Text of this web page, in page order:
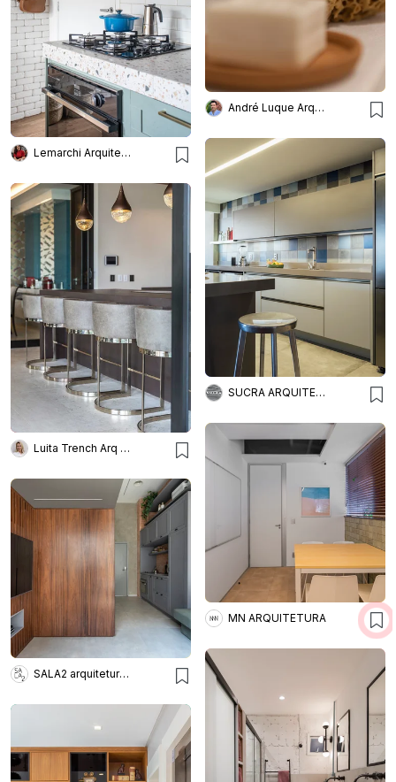
Lemarchi Arquitetura
André Luque Arquitetura
SUCRA ARQUITETURA + DESIGN
Luita Trench Arq & Interiores
MN ARQUITETURA
SALA2 arquitetura e design